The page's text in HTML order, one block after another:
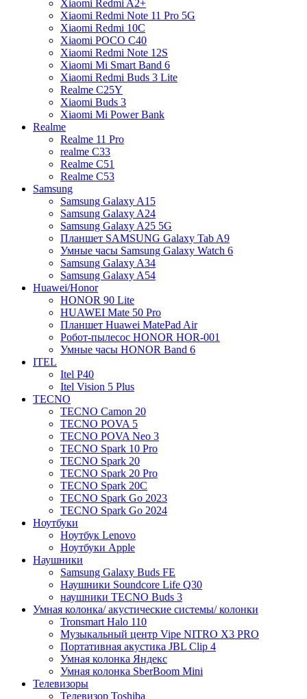
Xiaomi Redmi A2+
Xiaomi Redmi Note 11 Pro 5G
Xiaomi Redmi 10C
Xiaomi POCO C40
Xiaomi Redmi Note 12S
Xiaomi Mi Smart Band 6
Xiaomi Redmi Buds 3 Lite
Realme C25Y
Xiaomi Buds 3
Xiaomi Mi Power Bank
Realme
Realme 11 Pro
realme C33
Realme C51
Realme C53
Samsung
Samsung Galaxy A15
Samsung Galaxy A24
Samsung Galaxy A25 5G
Планшет SAMSUNG Galaxy Tab A9
Умные часы Samsung Galaxy Watch 6
Samsung Galaxy A34
Samsung Galaxy A54
Huawei/Honor
HONOR 90 Lite
HUAWEI Mate 50 Pro
Планшет Huawei MatePad Air
Робот-пылесос HONOR HOR-001
Умные часы HONOR Band 6
ITEL
Itel P40
Itel Vision 5 Plus
TECNO
TECNO Camon 20
TECNO POVA 5
TECNO POVA Neo 3
TECNO Spark 10 Pro
TECNO Spark 20
TECNO Spark 20 Pro
TECNO Spark 20C
TECNO Spark Go 2023
TECNO Spark Go 2024
Ноутбуки
Ноутбук Lenovo
Ноутбуки Apple
Наушники
Samsung Galaxy Buds FE
Наушники Soundcore Life Q30
наушники TECNO Buds 3
Умная колонка/ акустические системы/ колонки
Tronsmart Halo 110
Музыкальный центр Vipe NITRO X3 PRO
Портативная акустика JBL Clip 4
Умная колонка Яндекс
Умная колонка SberBoom Mini
Телевизоры
Телевизор Toshiba